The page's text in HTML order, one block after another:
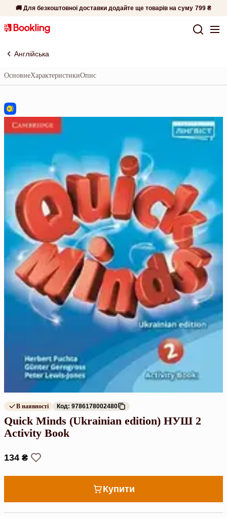
🚚 Для безкоштовної доставки додайте ще товарів на суму 799 ₴
Англійська
ОсновнеХарактеристикиОпис
В наявності Код: 9786178002480
Quick Minds (Ukrainian edition) НУШ 2
Activity Book
134 ₴
Купити